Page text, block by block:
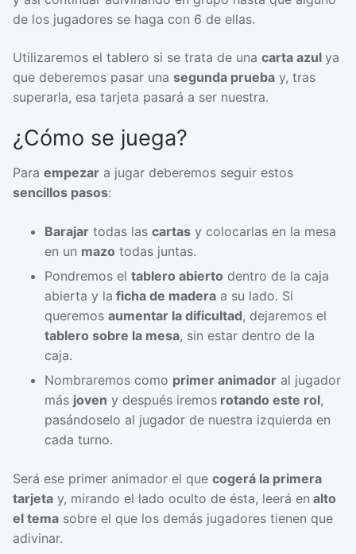
de los jugadores se haga con 6 de ellas.
Utilizaremos el tablero si se trata de una carta azul ya
que deberemos pasar una segunda prueba y, tras
superarla, esa tarjeta pasará a ser nuestra.
¿Cómo se juega?
Para empezar a jugar deberemos seguir estos
sencillos pasos:
Barajar todas las cartas y colocarlas en la mesa
en un mazo todas juntas.
Pondremos el tablero abierto dentro de la caja
abierta y la ficha de madera a su lado. Si
queremos aumentar la dificultad, dejaremos el
tablero sobre la mesa, sin estar dentro de la
caja.
Nombraremos como primer animador al jugador
más joven y después iremos rotando este rol,
pasándoselo al jugador de nuestra izquierda en
cada turno.
Será ese primer animador el que cogerá la primera
tarjeta y, mirando el lado oculto de ésta, leerá en alto
el tema sobre el que los demás jugadores tienen que
adivinar.